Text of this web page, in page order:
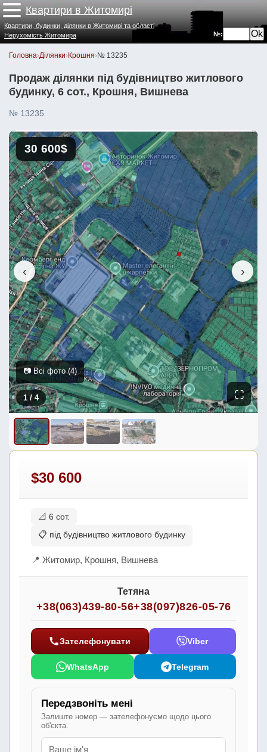
Квартири в Житомирі
№:
Квартири, будинки, ділянки в Житомирі та області
Нерухомість Житомира
Головна›Ділянки›Крошня›№ 13235
Продаж ділянки під будівництво житлового
будинку, 6 сот., Крошня, Вишнева
№ 13235
‹ ›
30 600$
1 / 4 ⛶
📷 Всі фото (4)
$30 600
📐 6 сот.
📋 під будівництво житлового будинку
📍 Житомир, Крошня, Вишнева
Тетяна
+38(063)439-80-56+38(097)826-05-76
Зателефонувати Viber
WhatsApp Telegram
Передзвоніть мені
Залиште номер — зателефонуємо щодо цього
об'єкта.